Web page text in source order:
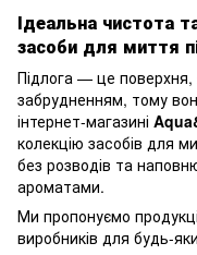
Ідеальна чистота
засоби для миття
Підлога — це поверхня,
забрудненням, тому
інтернет-магазині
колекцію засобів для
без розводів та
ароматами.
Ми пропонуємо
виробників для будь-